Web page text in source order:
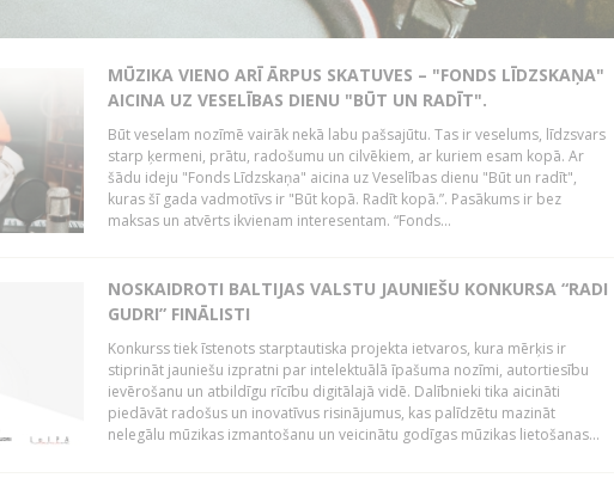
MŪZIKA VIENO ARĪ ĀRPUS SKATUVES – "FONDS LĪDZSKAŅA"
AICINA UZ VESELĪBAS DIENU "BŪT UN RADĪT".
Būt veselam nozīmē vairāk nekā labu pašsajūtu. Tas ir veselums, līdzsvars
starp ķermeni, prātu, radošumu un cilvēkiem, ar kuriem esam kopā. Ar
šādu ideju "Fonds Līdzskaņa" aicina uz Veselības dienu "Būt un radīt",
kuras šī gada vadmotīvs ir "Būt kopā. Radīt kopā.”. Pasākums ir bez
maksas un atvērts ikvienam interesentam. “Fonds...
NOSKAIDROTI BALTIJAS VALSTU JAUNIEŠU KONKURSA “RADI
GUDRI” FINĀLISTI
Konkurss tiek īstenots starptautiska projekta ietvaros, kura mērķis ir
stiprināt jauniešu izpratni par intelektuālā īpašuma nozīmi, autortiesību
ievērošanu un atbildīgu rīcību digitālajā vidē. Dalībnieki tika aicināti
piedāvāt radošus un inovatīvus risinājumus, kas palīdzētu mazināt
nelegālu mūzikas izmantošanu un veicinātu godīgas mūzikas lietošanas...